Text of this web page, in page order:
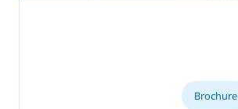
Brochure